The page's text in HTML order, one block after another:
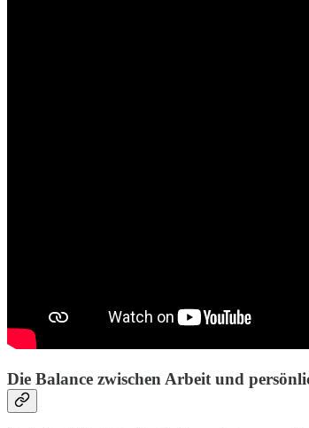
Die Balance zwischen Arbeit und